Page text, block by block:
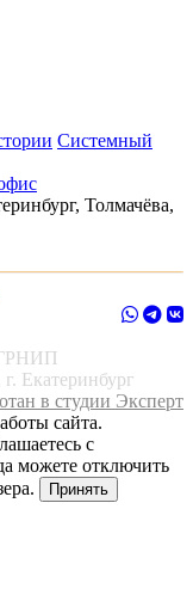
Системный
Толмачёва,
Екатеринбург
в студии Эксперт
сайта.
с
можете отключить
Принять